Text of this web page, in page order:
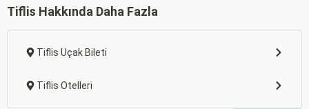
Tiflis Hakkında Daha Fazla
Tiflis Uçak Bileti
Tiflis Otelleri